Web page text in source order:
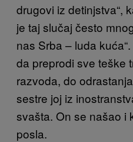
drugovi iz detinjstva“,
je taj slučaj često
nas Srba – luda
da preprodi sve teške
razvoda, do
sestre joj iz
svašta. On se našao i
posla.